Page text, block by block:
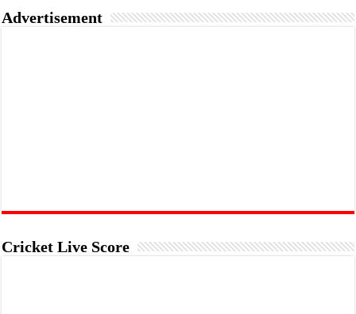
Advertisement
Cricket Live Score